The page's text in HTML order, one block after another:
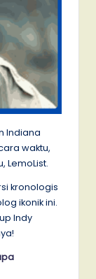
Indiana
waktu,
LemoList.
kronologis
ikonik ini.
Indy